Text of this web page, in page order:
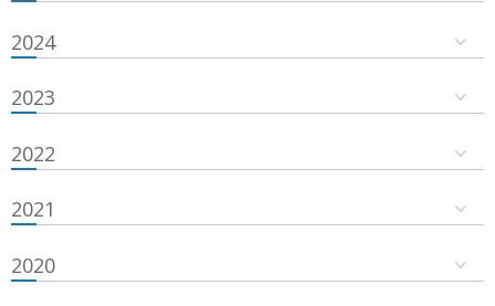
2024
2023
2022
2021
2020